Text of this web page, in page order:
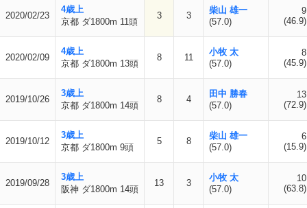
2020/02/23
4歳上
京都 ダ1800m 11頭
3 3
柴山 雄一
(57.0)
9
(46.9)
2020/02/09
4歳上
京都 ダ1800m 13頭
8 11
小牧 太
(57.0)
8
(45.9)
2019/10/26
3歳上
京都 ダ1800m 14頭
8 4
田中 勝春
(57.0)
13
(72.9)
2019/10/12
3歳上
京都 ダ1800m 9頭
5 8
柴山 雄一
(57.0)
6
(15.9)
2019/09/28
3歳上
阪神 ダ1800m 14頭
13 3
小牧 太
(57.0)
10
(63.8)